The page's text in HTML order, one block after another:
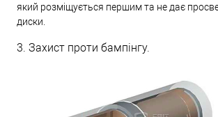
який розміщується першим та не дає
диски.
3. Захист проти бампінгу.